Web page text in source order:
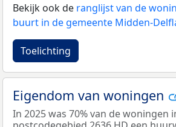
Bekijk ook de ranglijst van de
buurt in de gemeente Midden-
Toelichting
Eigendom van woningen
In 2025 was 70% van de woningen